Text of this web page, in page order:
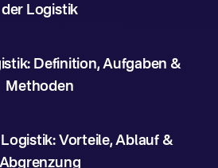
der Logistik
Definition, Aufgaben &
Methoden
Vorteile, Ablauf &
Abgrenzung